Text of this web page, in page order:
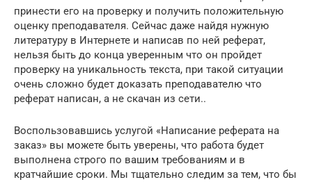
принести его на проверку и получить положительную
оценку преподавателя. Сейчас даже найдя нужную
литературу в Интернете и написав по ней реферат,
нельзя быть до конца уверенным что он пройдет
проверку на уникальность текста, при такой ситуации
очень сложно будет доказать преподавателю что
реферат написан, а не скачан из сети..
Воспользовавшись услугой «Написание реферата на
заказ» вы можете быть уверены, что работа будет
выполнена строго по вашим требованиям и в
кратчайшие сроки. Мы тщательно следим за тем, что бы